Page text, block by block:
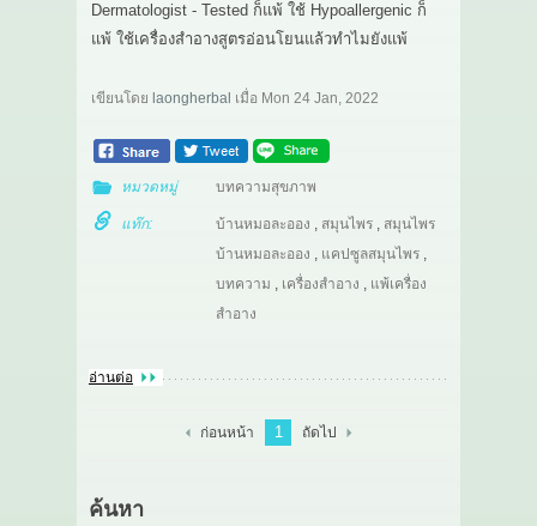
Dermatologist - Tested ก็แพ้ ใช้ Hypoallergenic ก็
แพ้ ใช้เครื่องสำอางสูตรอ่อนโยนแล้วทำไมยังแพ้
เขียนโดย laongherbal เมื่อ Mon 24 Jan, 2022
หมวดหมู่ บทความสุขภาพ
แท๊ก: บ้านหมอละออง , สมุนไพร, สมุนไพร
บ้านหมอละออง , แคปซูลสมุนไพร,
บทความ , เครื่องสำอาง , แพ้เครื่อง
สำอาง
อ่านต่อ
ก่อนหน้า 1 ถัดไป
ค้นหา